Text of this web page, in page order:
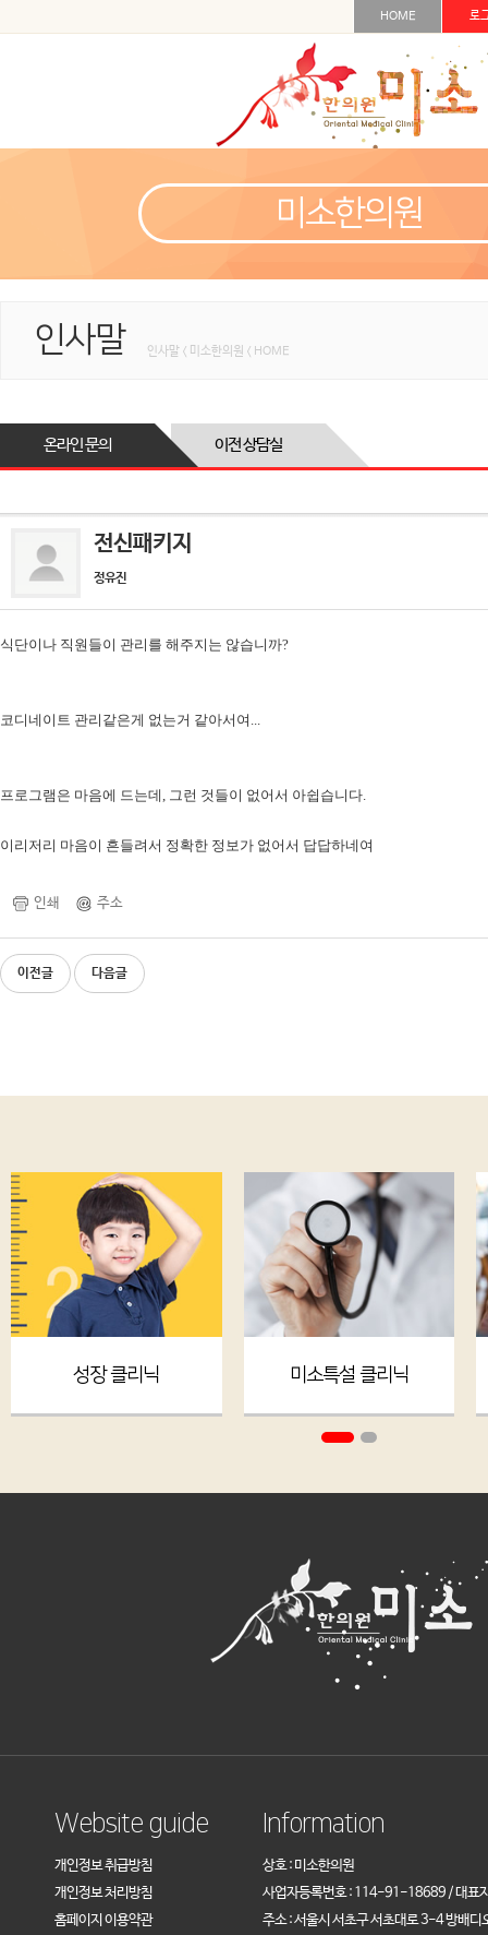
HOME 로
미소한의원
인사말 인사말 < 미소한의원 < HOME
온라인 문의 이전 상담실
전신패키지
정유진
식단이나 직원들이 관리를 해주지는 않습니까?
코디네이트 관리같은게 없는거 같아서여...
프로그램은 마음에 드는데, 그런 것들이 없어서 아쉽습니다.
이리저리 마음이 흔들려서 정확한 정보가 없어서 답답하네여
인쇄 주소
이전글 다음글
성장 클리닉 미소특설 클리닉
Website guide
개인정보 취급방침
개인정보 처리방침
홈페이지 이용약관
Information
상호 : 미소한의원
사업자등록번호 : 114-91-18689 / 대표
주소 : 서울시 서초구 서초대로 3-4 방배